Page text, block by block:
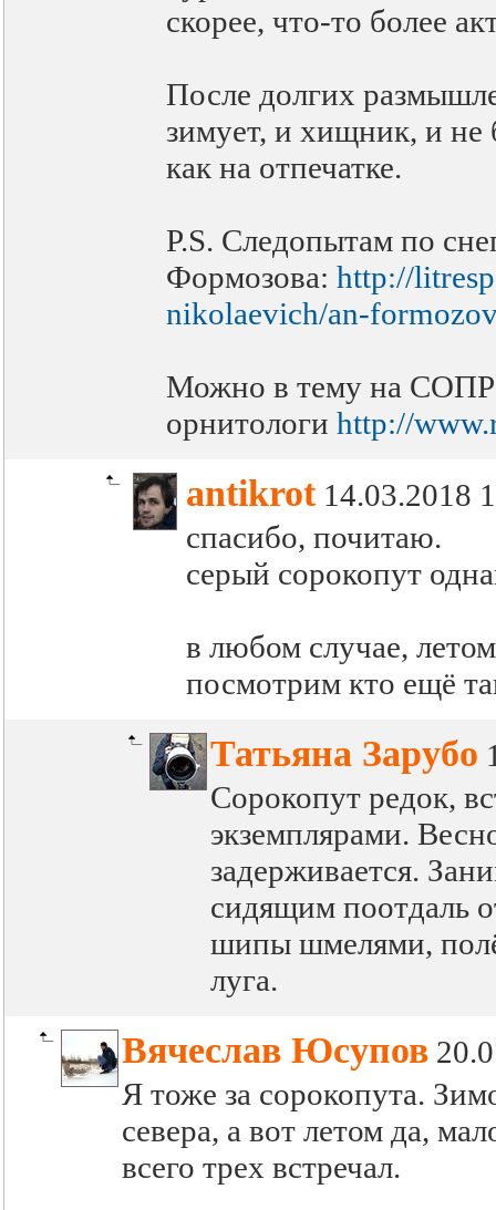
скорее, что-то более
После долгих
зимует, и хищник, и не
как на отпечатке.
P.S. Следопытам по
Формозова:http://
nikolaevich/an-
Можно в тему на
орнитологиhttp://
antikrot 14.03.2018
спасибо, почитаю.
серый сорокопут
в любом случае,
посмотрим кто ещё
Татьяна Зарубо
Сорокопут редок,
экземплярами.
задерживается.
сидящим поотдаль
шипы шмелями,
луга.
Вячеслав Юсупов
Я тоже за сорокопута.
севера, а вот летом да,
всего трех встречал.